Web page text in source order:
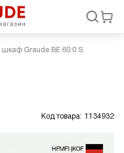
шкаф Graude BE 60.0 S
Код товара: 1134932